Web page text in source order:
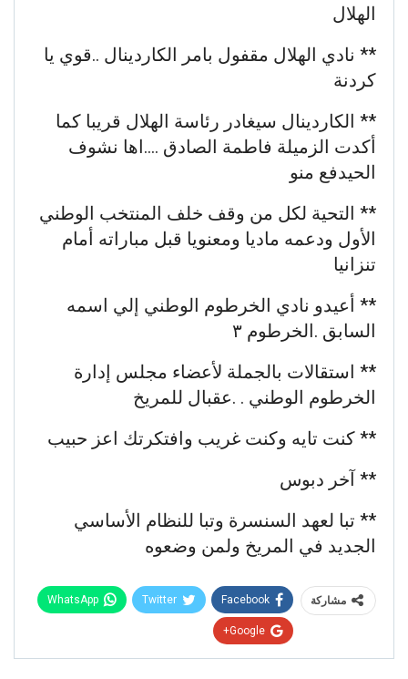
الهلال
** نادي الهلال مقفول بامر الكاردينال ..قوي يا
كردنة
** الكاردينال سيغادر رئاسة الهلال قريبا كما
أكدت الزميلة فاطمة الصادق ….اها نشوف
الحيدفع منو
** التحية لكل من وقف خلف المنتخب الوطني
الأول ودعمه ماديا ومعنويا قبل مباراته أمام
تنزانيا
** أعيدو نادي الخرطوم الوطني إلي اسمه
السابق .الخرطوم ٣
** استقالات بالجملة لأعضاء مجلس إدارة
الخرطوم الوطني . .عقبال للمريخ
** كنت تايه وكنت غريب وافتكرتك اعز حبيب
** آخر دبوس
** تبا لعهد السنسرة وتبا للنظام الأساسي
الجديد في المريخ ولمن وضعوه
مشاركة Facebook
Twitter
WhatsApp
Google+